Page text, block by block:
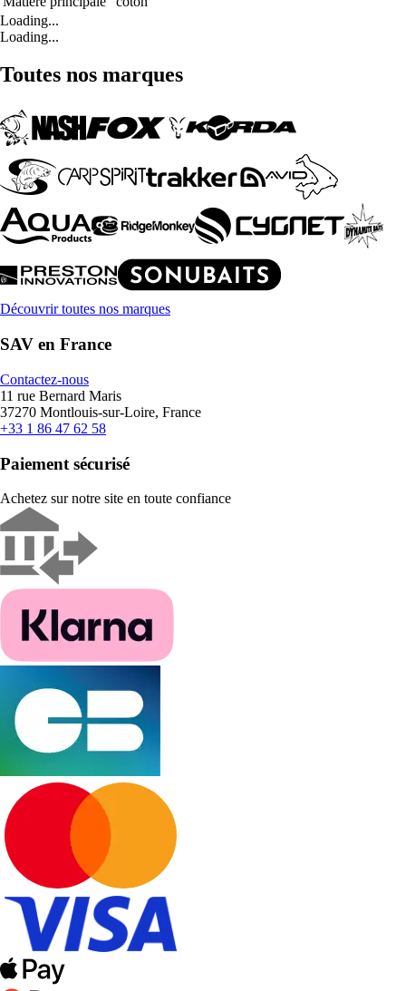
Loading...
Loading...
Toutes nos marques
Découvrir toutes nos marques
SAV en France
Contactez-nous
11 rue Bernard Maris
37270 Montlouis-sur-Loire, France
+33 1 86 47 62 58
Paiement sécurisé
Achetez sur notre site en toute confiance